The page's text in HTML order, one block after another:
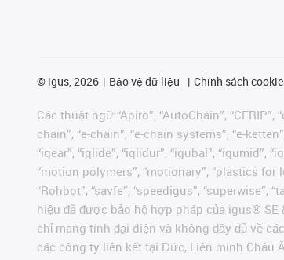
© igus, 2026 Bảo vệ dữ liệu Chính sách cookie
Các thuật ngữ “Apiro”, “AutoChain”, “CFRIP”,
chain”, “e-chain”, “e-chain systems”, “e-
“igear”, “iglide”, “iglidur”, “igubal”, “igumid”,
“motion polymers”, “motionary”, “plastics for
“Rohbot”, “savfe”, “speedigus”,
hiệu đã được bảo hộ hợp pháp của igus®
chỉ mang tính đại diện và không đầy đủ về
các công ty liên kết tại Đức, Liên minh Châu